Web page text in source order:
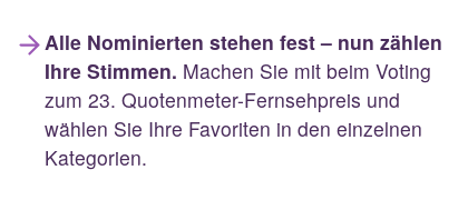
Alle Nominierten stehen fest – nun zählen
Ihre Stimmen. Machen Sie mit beim Voting
zum 23. Quotenmeter-Fernsehpreis und
wählen Sie Ihre Favoriten in den einzelnen
Kategorien.